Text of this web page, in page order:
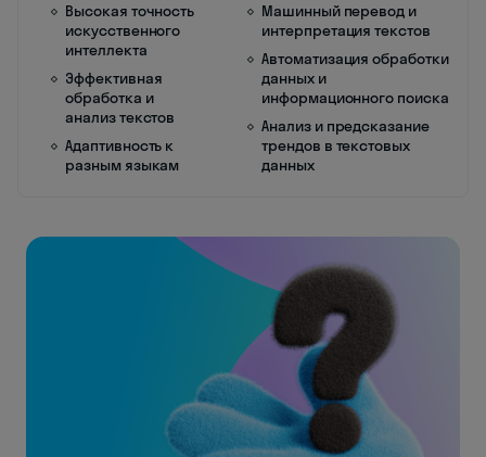
Высокая точность
искусственного
интеллекта
Эффективная
обработка и
анализ текстов
Адаптивность к
разным языкам
Машинный перевод и
интерпретация текстов
Автоматизация обработки
данных и
информационного поиска
Анализ и предсказание
трендов в текстовых
данных